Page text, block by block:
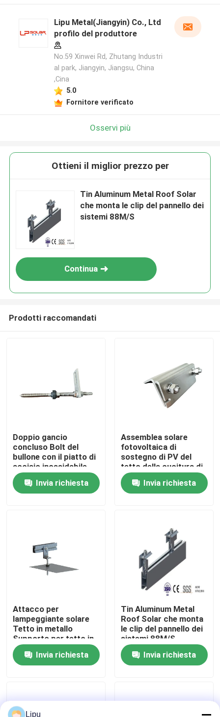
Casa
Prodotti
Video
Circa noi
Controllo di qualità
Contattici
pv solare che monta i sistemi
Lipu Metal(Jiangyin) Co., Ltd
profilo del produttore
No.59 Xinwei Rd, Zhutang Industri
al park, Jiangyin, Jiangsu, China
,Cina
5.0
Fornitore verificato
Osservi più
Ottieni il miglior prezzo per
Tin Aluminum Metal Roof Solar
che monta le clip del pannello dei
sistemi 88M/S
Continua
Prodotti raccomandati
Doppio gancio
concluso Bolt del
bullone con il piatto di
acciaio inossidabile
per il tetto del metallo
con il purlin di legno
Invia richiesta
Assemblea solare
fotovoltaica di
sostegno di PV del
tetto della cucitura di
condizione del
morsetto della
cucitura del tetto A2
Invia richiesta
Attacco per
lampeggiante solare
Tetto in metallo
Supporto per tetto in
latta solare
fotovoltaicoInvia richiesta
Tin Aluminum Metal
Roof Solar che monta
le clip del pannello dei
sistemi 88M/S
Invia richiesta
Lipu